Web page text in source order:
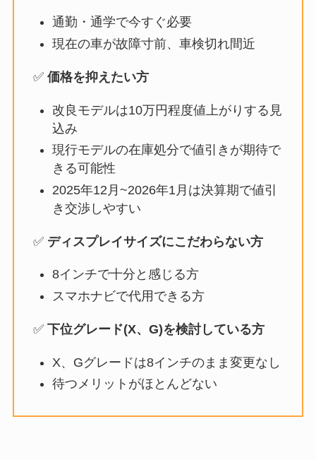
通勤・通学で今すぐ必要
現在の車が故障寸前、車検切れ間近
✅ 価格を抑えたい方
改良モデルは10万円程度値上がりする見
込み
現行モデルの在庫処分で値引きが期待で
きる可能性
2025年12月~2026年1月は決算期で値引
き交渉しやすい
✅ ディスプレイサイズにこだわらない方
8インチで十分と感じる方
スマホナビで代用できる方
✅ 下位グレード(X、G)を検討している方
X、Gグレードは8インチのまま変更なし
待つメリットがほとんどない